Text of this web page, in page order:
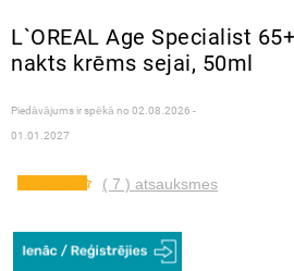
L`OREAL Age Specialist
nakts krēms sejai, 50ml
Piedāvājums ir spēkā no 02.08.2026 -
01.01.2027
( 7 ) atsauksmes